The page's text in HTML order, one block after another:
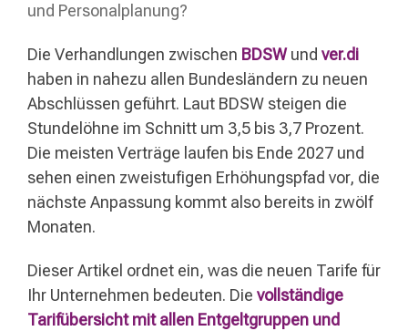
und Personalplanung?
Die Verhandlungen zwischen BDSWund ver.di
haben in nahezu allen Bundesländern zu neuen
Abschlüssen geführt. Laut BDSW steigen die
Stundelöhne im Schnitt um 3,5 bis 3,7 Prozent.
Die meisten Verträge laufen bis Ende 2027 und
sehen einen zweistufigen Erhöhungspfad vor, die
nächste Anpassung kommt also bereits in zwölf
Monaten.
Dieser Artikel ordnet ein, was die neuen Tarife für
Ihr Unternehmen bedeuten. Die vollständige
Tarifübersicht mit allen Entgeltgruppen und